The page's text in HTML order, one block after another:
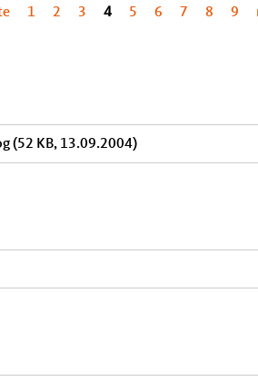
1 2 3 4 5 6 7 8 9
(52 KB, 13.09.2004)